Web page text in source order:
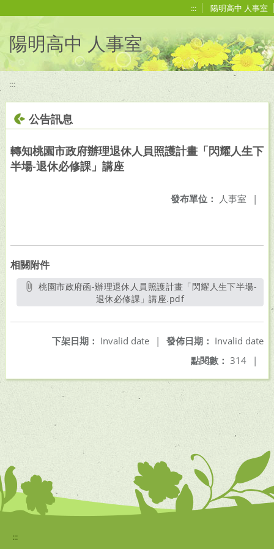
::: 陽明高中 人事室
陽明高中 人事室
:::
公告訊息
轉知桃園市政府辦理退休人員照護計畫「閃耀人生下
半場-退休必修課」講座
發布單位： 人事室 |
相關附件
桃園市政府函-辦理退休人員照護計畫「閃耀人生下半場-
退休必修課」講座.pdf另開新視窗
發佈日期： Invalid date
下架日期： Invalid date
|
點閱數： 314 |
:::